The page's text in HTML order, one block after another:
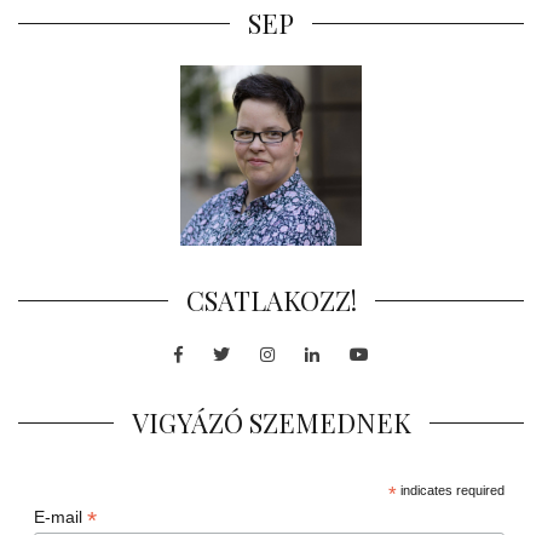
SEP
CSATLAKOZZ!
Facebook
TwitterInstagram
LinkedInYoutube
VIGYÁZÓ SZEMEDNEK
*indicates required
E-mail *